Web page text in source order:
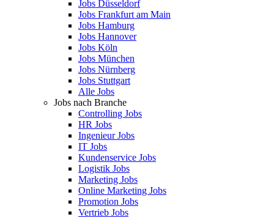
Jobs Düsseldorf
Jobs Frankfurt am Main
Jobs Hamburg
Jobs Hannover
Jobs Köln
Jobs München
Jobs Nürnberg
Jobs Stuttgart
Alle Jobs
Jobs nach Branche
Controlling Jobs
HR Jobs
Ingenieur Jobs
IT Jobs
Kundenservice Jobs
Logistik Jobs
Marketing Jobs
Online Marketing Jobs
Promotion Jobs
Vertrieb Jobs